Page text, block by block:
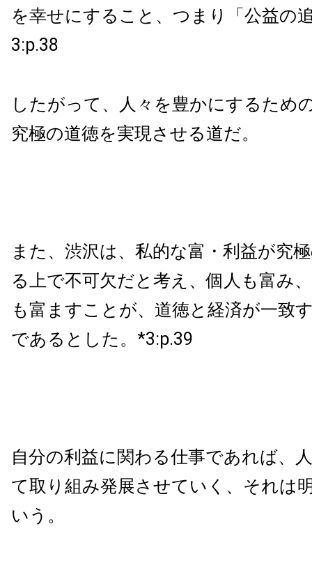
を幸せにすること、つまり「公益の
3:p.38
したがって、人々を豊かにするため
究極の道徳を実現させる道だ。
また、渋沢は、私的な富・利益が究
る上で不可欠だと考え、個人も富み
も富ますことが、道徳と経済が一致
であるとした。*3:p.39
自分の利益に関わる仕事であれば、
て取り組み発展させていく、それは
いう。